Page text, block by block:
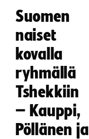
Suomen
naiset
kovalla
ryhmällä
Tshekkiin
– Kauppi,
Pöllänen ja